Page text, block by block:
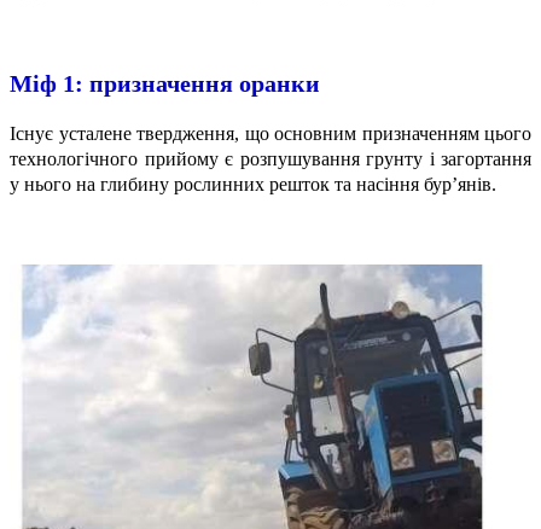
Міф 1: призначення оранки
Існує усталене твердження, що основним призначенням цього
технологічного прийому є розпушування грунту і загортання
у нього на глибину рослинних решток та насіння бур’янів.